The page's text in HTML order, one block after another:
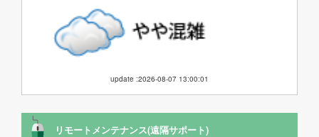
update :2026-08-07 13:00:01
リモートメンテナンス(遠隔サポート)